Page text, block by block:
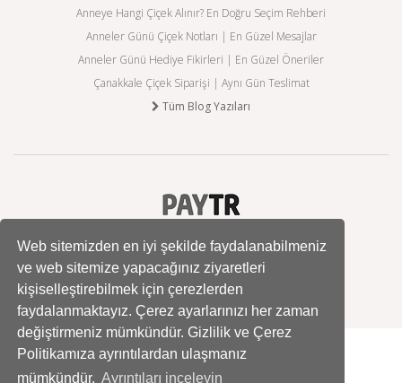
Web sitemizden en iyi şekilde faydalanabilmeniz
ve web sitemize yapacağınız ziyaretleri
kişiselleştirebilmek için çerezlerden
faydalanmaktayız. Çerez ayarlarınızı her zaman
değiştirmeniz mümkündür. Gizlilik ve Çerez
Politikamıza ayrıntılardan ulaşmanız
mümkündür. Ayrıntıları inceleyin
Anneye Hangi Çiçek Alınır? En Doğru Seçim Rehberi
Anneler Günü Çiçek Notları | En Güzel Mesajlar
Anneler Günü Hediye Fikirleri | En Güzel Öneriler
Çanakkale Çiçek Siparişi | Aynı Gün Teslimat
Tüm Blog Yazıları